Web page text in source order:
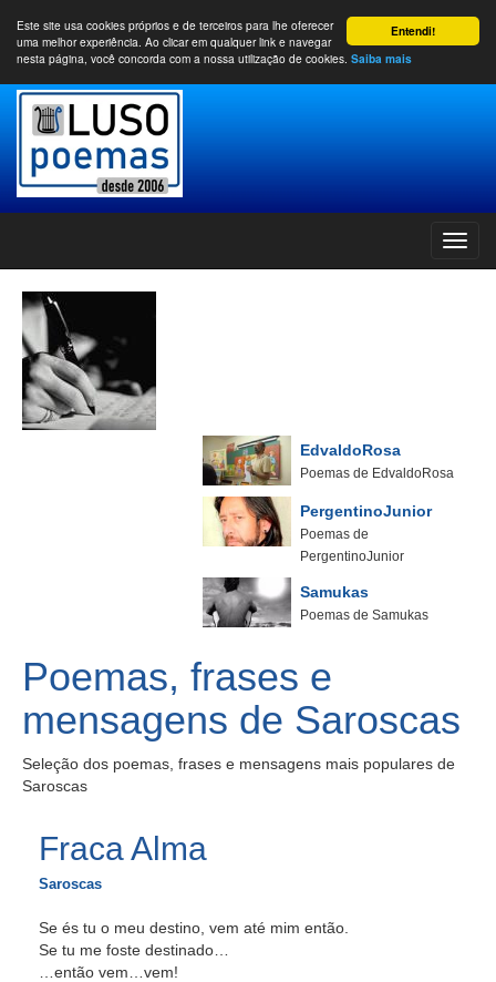
Entendi!
Este site usa cookies próprios e de terceiros para lhe oferecer
uma melhor experiência. Ao clicar em qualquer link e navegar
nesta página, você concorda com a nossa utilização de cookies. Saiba mais
EdvaldoRosa
Poemas de EdvaldoRosa
PergentinoJunior
Poemas de
PergentinoJunior
Samukas
Poemas de Samukas
Poemas, frases e
mensagens de Saroscas
Seleção dos poemas, frases e mensagens mais populares de
Saroscas
Fraca Alma
Saroscas
Se és tu o meu destino, vem até mim então.
Se tu me foste destinado…
…então vem…vem!